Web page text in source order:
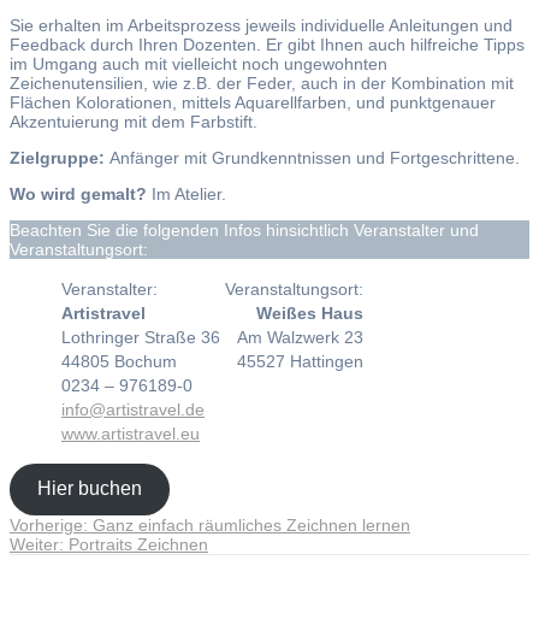
Sie erhalten im Arbeitsprozess jeweils individuelle Anleitungen und
Feedback durch Ihren Dozenten. Er gibt Ihnen auch hilfreiche Tipps
im Umgang auch mit vielleicht noch ungewohnten
Zeichenutensilien, wie z.B. der Feder, auch in der Kombination mit
Flächen Kolorationen, mittels Aquarellfarben, und punktgenauer
Akzentuierung mit dem Farbstift.
Zielgruppe: Anfänger mit Grundkenntnissen und Fortgeschrittene.
Wo wird gemalt? Im Atelier.
Beachten Sie die folgenden Infos hinsichtlich Veranstalter und
Veranstaltungsort:
Veranstalter:
Veranstaltungsort:
Artistravel
Weißes Haus
Lothringer Straße 36
Am Walzwerk 23
44805 Bochum
45527 Hattingen
0234 – 976189-0
info@artistravel.de
www.artistravel.eu
Hier buchen
Beitragsnavigation
Vorherige: Vorheriger
Beitrag:
Ganz einfach räumliches Zeichnen lernen
Weiter: Nächster
Portraits Zeichnen